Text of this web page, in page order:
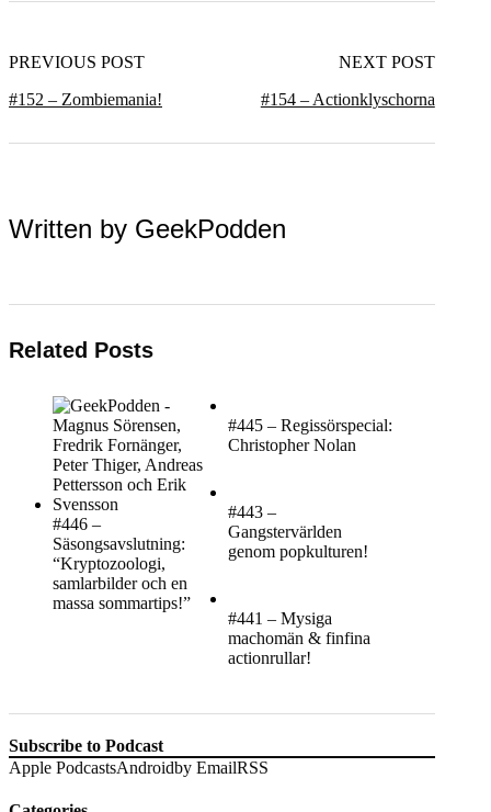
PREVIOUS POST
#152 – Zombiemania!
NEXT POST
#154 – Actionklyschorna
Written by GeekPodden
Related Posts
#446 –
Säsongsavslutning:
“Kryptozoologi,
samlarbilder och en
massa sommartips!”
#445 – Regissörspecial:
Christopher Nolan
#443 –
Gangstervärlden
genom popkulturen!
#441 – Mysiga
machomän & finfina
actionrullar!
Subscribe to Podcast
Apple PodcastsAndroidby EmailRSS